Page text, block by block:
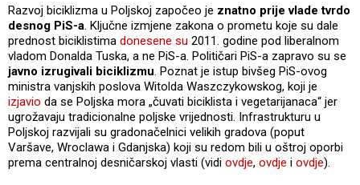
Razvoj biciklizma u Poljskoj započeo je znatno prije vlade tvrdo
desnog PiS-a. Ključne izmjene zakona o prometu koje su dale
prednost biciklistima donesene su 2011. godine pod liberalnom
vladom Donalda Tuska, a ne PiS-a. Političari PiS-a zapravo su se
javno izrugivali biciklizmu. Poznat je istup bivšeg PiS-ovog
ministra vanjskih poslova Witolda Waszczykowskog, koji je
izjavio da se Poljska mora „čuvati biciklista i vegetarijanaca“ jer
ugrožavaju tradicionalne poljske vrijednosti. Infrastrukturu u
Poljskoj razvijali su gradonačelnici velikih gradova (poput
Varšave, Wroclawa i Gdanjska) koji su redom bili u oštroj oporbi
prema centralnoj desničarskoj vlasti (vidi ovdje, ovdje i ovdje).